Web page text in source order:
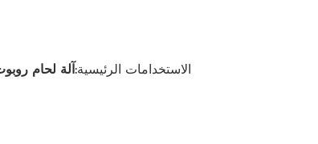
الاستخدامات الرئيسية:آلة لحام